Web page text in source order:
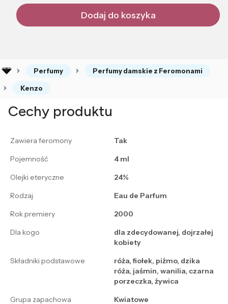
Dodaj do koszyka
Perfumy Perfumy damskie z Feromonami
Kenzo
Cechy produktu
Zawiera feromony
Tak
Pojemność
4 ml
Olejki eteryczne
24%
Rodzaj
Eau de Parfum
Rok premiery
2000
Dla kogo
dla zdecydowanej, dojrzałej
kobiety
Składniki podstawowe
róża, fiołek, piżmo, dzika
róża, jaśmin, wanilia, czarna
porzeczka, żywica
Grupa zapachowa
Kwiatowe